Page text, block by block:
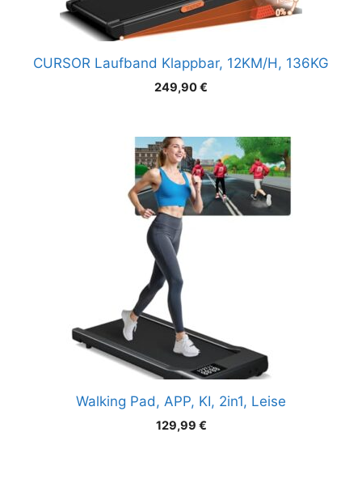
CURSOR Laufband Klappbar, 12KM/H, 136KG
249,90€
Walking Pad, APP, KI, 2in1, Leise
129,99 €